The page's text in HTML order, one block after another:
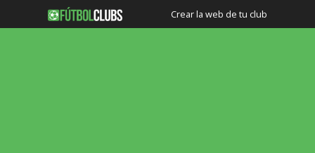
Crear la web de tu club